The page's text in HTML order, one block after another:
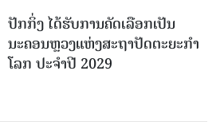
ປັກກິ່ງ ໄດ້ຮັບການຄັດເລືອກເປັນ
ນະຄອນຫຼວງແຫ່ງສະຖາປັດຕະຍະກຳ
ໂລກ ປະຈຳປີ 2029